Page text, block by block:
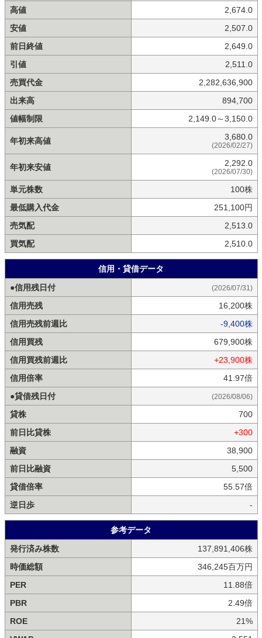
高値
2,674.0
安値
2,507.0
前日終値
2,649.0
引値
2,511.0
売買代金
2,282,636,900
出来高
894,700
値幅制限
2,149.0～3,150.0
年初来高値 3,680.0
(2026/02/27)
年初来安値 2,292.0
(2026/07/30)
単元株数
100株
最低購入代金
251,100円
売気配
2,513.0
買気配
2,510.0
信用・貸借データ
●信用残日付
(2026/07/31)
信用売残
16,200株
信用売残前週比
-9,400株
信用買残
679,900株
信用買残前週比
+23,900株
信用倍率
41.97倍
●貸借残日付
(2026/08/06)
貸株
700
前日比貸株
+300
融資
38,900
前日比融資
5,500
貸借倍率
55.57倍
逆日歩
-
参考データ
発行済み株数
137,891,406株
時価総額
346,245百万円
PER
11.88倍
PBR
2.49倍
ROE
21%